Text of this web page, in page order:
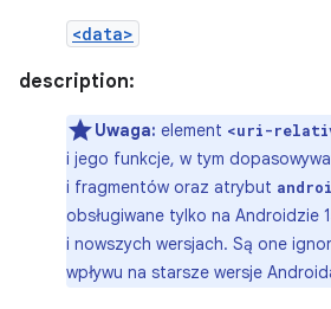
<data>
description:
Uwaga: element <uri-
i jego funkcje, w tym
i fragmentów oraz atrybut
obsługiwane tylko na Androidzie
i nowszych wersjach. Są one
wpływu na starsze wersje